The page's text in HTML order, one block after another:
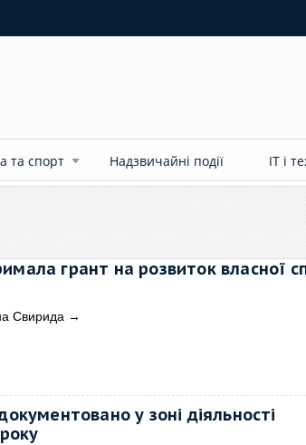
та спорт Надзвичайні події ІТ і
грант на розвиток власної
Свирида →
у зоні діяльності